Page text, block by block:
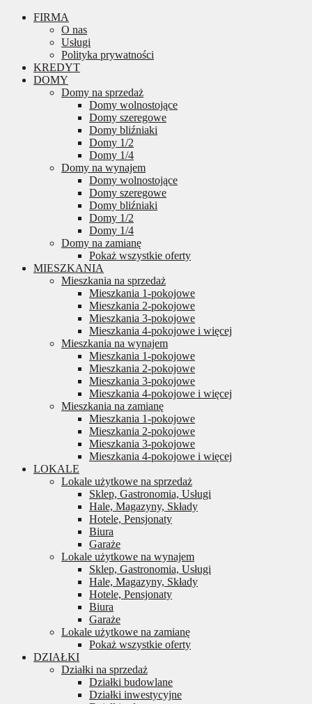
FIRMA
O nas
Usługi
Polityka prywatności
KREDYT
DOMY
Domy na sprzedaż
Domy wolnostojące
Domy szeregowe
Domy bliźniaki
Domy 1/2
Domy 1/4
Domy na wynajem
Domy wolnostojące
Domy szeregowe
Domy bliźniaki
Domy 1/2
Domy 1/4
Domy na zamianę
Pokaż wszystkie oferty
MIESZKANIA
Mieszkania na sprzedaż
Mieszkania 1-pokojowe
Mieszkania 2-pokojowe
Mieszkania 3-pokojowe
Mieszkania 4-pokojowe i więcej
Mieszkania na wynajem
Mieszkania 1-pokojowe
Mieszkania 2-pokojowe
Mieszkania 3-pokojowe
Mieszkania 4-pokojowe i więcej
Mieszkania na zamianę
Mieszkania 1-pokojowe
Mieszkania 2-pokojowe
Mieszkania 3-pokojowe
Mieszkania 4-pokojowe i więcej
LOKALE
Lokale użytkowe na sprzedaż
Sklep, Gastronomia, Usługi
Hale, Magazyny, Składy
Hotele, Pensjonaty
Biura
Garaże
Lokale użytkowe na wynajem
Sklep, Gastronomia, Usługi
Hale, Magazyny, Składy
Hotele, Pensjonaty
Biura
Garaże
Lokale użytkowe na zamianę
Pokaż wszystkie oferty
DZIAŁKI
Działki na sprzedaż
Działki budowlane
Działki inwestycyjne